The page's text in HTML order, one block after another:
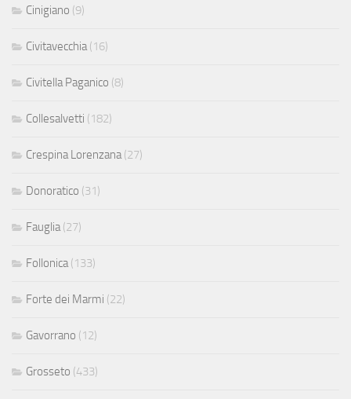
Cinigiano (9)
Civitavecchia (16)
Civitella Paganico (8)
Collesalvetti (182)
Crespina Lorenzana (27)
Donoratico (31)
Fauglia (27)
Follonica (133)
Forte dei Marmi (22)
Gavorrano (12)
Grosseto (433)